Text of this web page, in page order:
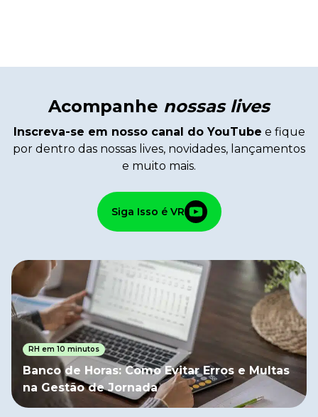
Acompanhe nossas lives
Inscreva-se em nosso canal do YouTube e fique
por dentro das nossas lives, novidades, lançamentos
e muito mais.
Siga Isso é VR
RH em 10 minutos
Banco de Horas: Como Evitar Erros e Multas
na Gestão de Jornada